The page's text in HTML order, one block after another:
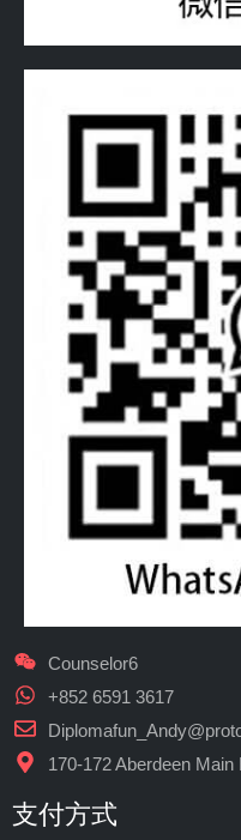
Counselor6
+852 6591 3617
170-172 Aberdeen
支付方式